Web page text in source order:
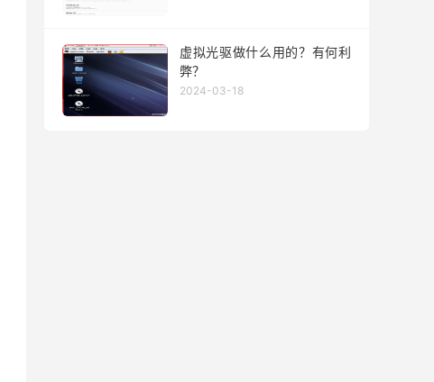
虚拟光驱做什么用的？有何利
弊？
2024-03-18